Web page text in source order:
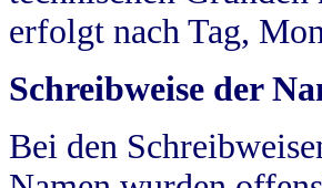
erfolgt nach Tag,
Schreibweise der
Bei den